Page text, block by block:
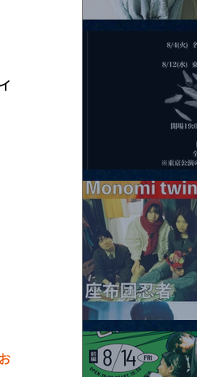
2026.08.12 |【観覧】田澤孝
2026.08.13 |【観覧】JUST